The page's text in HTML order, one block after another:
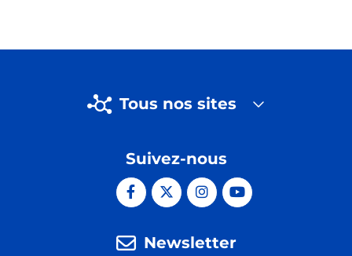
Tous nos sites
Suivez-nous
Newsletter